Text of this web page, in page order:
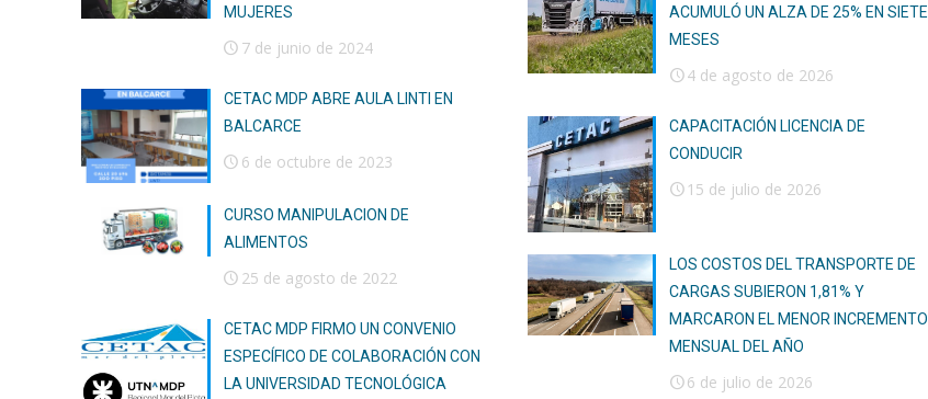
MUJERES
7 de junio de 2024
CETAC MDP ABRE AULA LINTI EN
BALCARCE
6 de octubre de 2023
CURSO MANIPULACION DE
ALIMENTOS
25 de agosto de 2022
CETAC MDP FIRMO UN CONVENIO
ESPECÍFICO DE COLABORACIÓN CON
LA UNIVERSIDAD TECNOLÓGICA
ACUMULÓ UN ALZA DE 25% EN SIETE
MESES
4 de agosto de 2026
CAPACITACIÓN LICENCIA DE
CONDUCIR
15 de julio de 2026
LOS COSTOS DEL TRANSPORTE DE
CARGAS SUBIERON 1,81% Y
MARCARON EL MENOR INCREMENTO
MENSUAL DEL AÑO
6 de julio de 2026